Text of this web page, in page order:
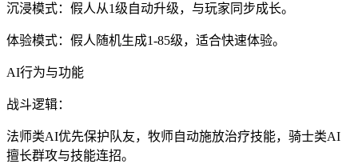
沉浸模式：假人从1级自动升级，与玩家同步成长。
体验模式：假人随机生成1-85级，适合快速体验。
AI行为与功能
战斗逻辑：
法师类AI优先保护队友，牧师自动施放治疗技能，骑士类AI
擅长群攻与技能连招。